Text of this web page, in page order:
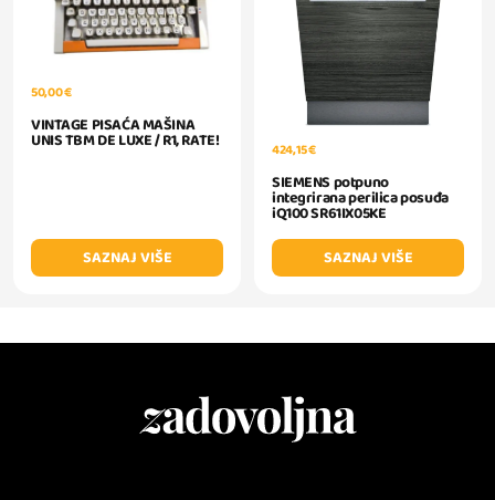
50,00 €
VINTAGE PISAĆA MAŠINA
UNIS TBM DE LUXE / R1, RATE!
SAZNAJ VIŠE
424,15 €
SIEMENS potpuno
integrirana perilica posuđa
iQ100 SR61IX05KE
SAZNAJ VIŠE